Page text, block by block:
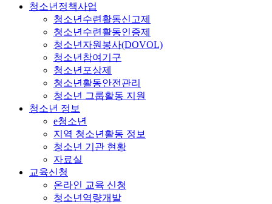
청소년정책사업
청소년수련활동신고제
청소년수련활동인증제
청소년자원봉사(DOVOL)
청소년참여기구
청소년포상제
청소년활동안전관리
청소년 그룹활동 지원
청소년 정보
e청소년
지역 청소년활동 정보
청소년 기관 현황
자료실
교육신청
온라인 교육 신청
청소년역량개발